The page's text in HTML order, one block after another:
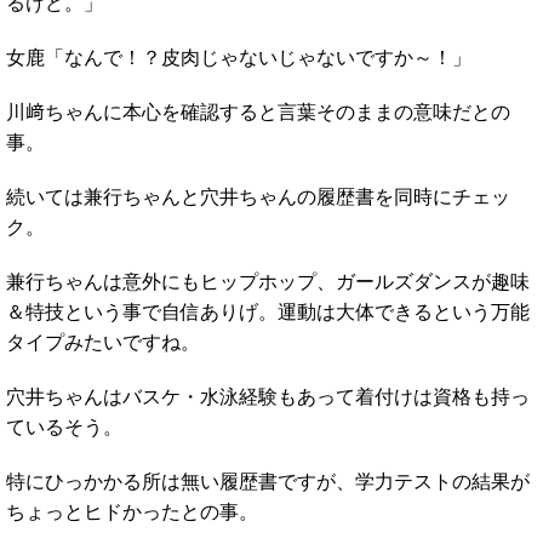
女鹿「なんで！？皮肉じゃないじゃないですか～！」
川﨑ちゃんに本心を確認すると言葉そのままの意味だとの
事。
続いては兼行ちゃんと穴井ちゃんの履歴書を同時にチェッ
ク。
兼行ちゃんは意外にもヒップホップ、ガールズダンスが趣味
＆特技という事で自信ありげ。運動は大体できるという万能
タイプみたいですね。
穴井ちゃんはバスケ・水泳経験もあって着付けは資格も持っ
ているそう。
特にひっかかる所は無い履歴書ですが、学力テストの結果が
ちょっとヒドかったとの事。